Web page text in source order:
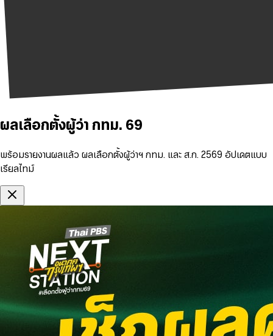
ผลเลือกตั้งผู้ว่า กทม. 69
พร้อมรายงานผลแล้ว ผลเลือกตั้งผู้ว่าฯ กทม. และ ส.ก. 2569 อัปเดตแบบ
เรียลไทม์